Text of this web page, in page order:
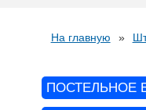
На главную »
ПОСТЕЛЬНОЕ